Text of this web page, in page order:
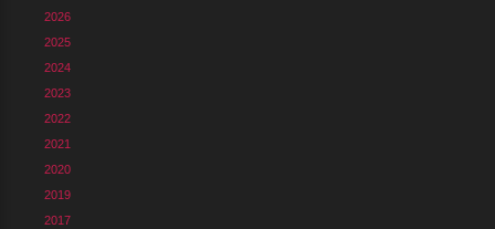
2026
2025
2024
2023
2022
2021
2020
2019
2017